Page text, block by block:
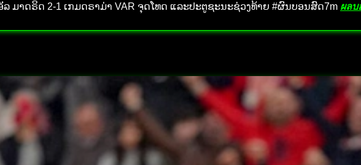
ມາດຣິດ 2-1 ເກມດຣາມ່າ VAR ຈຸດໂທດ ແລະປະຕູຊະນະຊ່ວງທ້າຍ #ຜົນບອນສົດ7m ผลบ